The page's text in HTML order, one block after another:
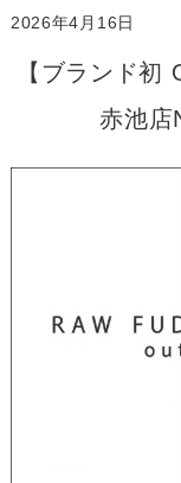
2026年4月16日
【ブランド初
赤池店